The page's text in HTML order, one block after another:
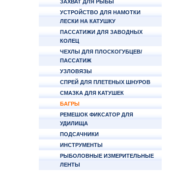
ЗАХВАТ ДЛЯ РЫБЫ
УСТРОЙСТВО ДЛЯ НАМОТКИ
ЛЕСКИ НА КАТУШКУ
ПАССАТИЖИ ДЛЯ ЗАВОДНЫХ
КОЛЕЦ
ЧЕХЛЫ ДЛЯ ПЛОСКОГУБЦЕВ/
ПАССАТИЖ
УЗЛОВЯЗЫ
СПРЕЙ ДЛЯ ПЛЕТЕНЫХ ШНУРОВ
СМАЗКА ДЛЯ КАТУШЕК
БАГРЫ
РЕМЕШОК ФИКСАТОР ДЛЯ
УДИЛИЩА
ПОДСАЧНИКИ
ИНСТРУМЕНТЫ
РЫБОЛОВНЫЕ ИЗМЕРИТЕЛЬНЫЕ
ЛЕНТЫ